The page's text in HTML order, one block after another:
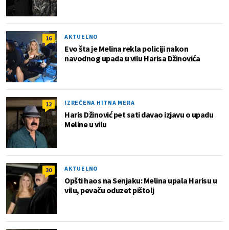
16 AKTUELNO
Evo šta je Melina rekla policiji nakon
navodnog upada u vilu Harisa Džinovića
12 IZREČENA HITNA MERA
Haris Džinović pet sati davao izjavu o upadu
Meline u vilu
30 AKTUELNO
Opšti haos na Senjaku: Melina upala Harisu u
vilu, pevaču oduzet pištolj